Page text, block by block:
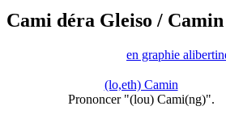
Cami déra Gleiso /
en graphie
(lo,eth) Camin
Prononcer "(lou) Cami(ng)".